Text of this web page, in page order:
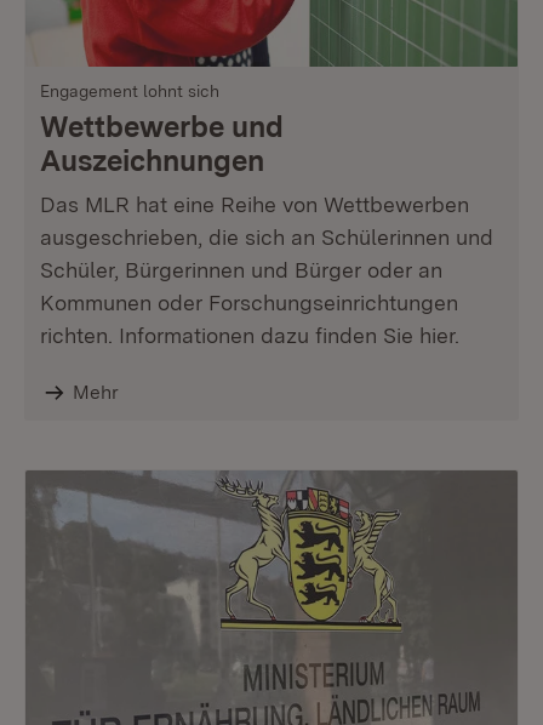
Engagement lohnt sich
Wettbewerbe und
Auszeichnungen
Das MLR hat eine Reihe von Wettbewerben
ausgeschrieben, die sich an Schülerinnen und
Schüler, Bürgerinnen und Bürger oder an
Kommunen oder Forschungseinrichtungen
richten. Informationen dazu finden Sie hier.
Mehr